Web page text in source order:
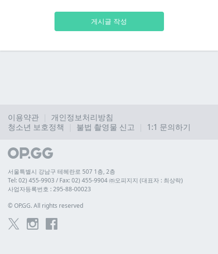
게시글 작성
이용약관
개인정보처리방침
청소년 보호정책
불법 촬영물 신고 1:1 문의하기
서울특별시 강남구 테헤란로 507 1층, 2층
Tel: 02) 455-9903 / Fax: 02) 455-9904 ㈜오피지지 (대표자 : 최상락)
사업자등록번호 : 295-88-00023
© OP.GG. All rights reserved